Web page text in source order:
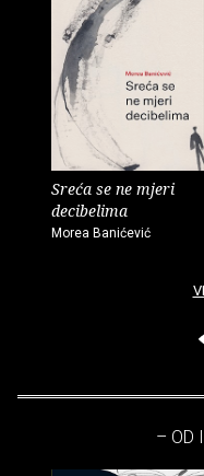
Sreća se ne mjeri
decibelima
Morea Banićević
– OD